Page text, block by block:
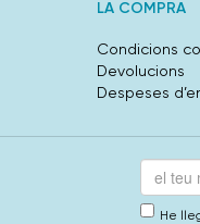
LA COMPRA
Condicions
Devolucions
Despeses
He